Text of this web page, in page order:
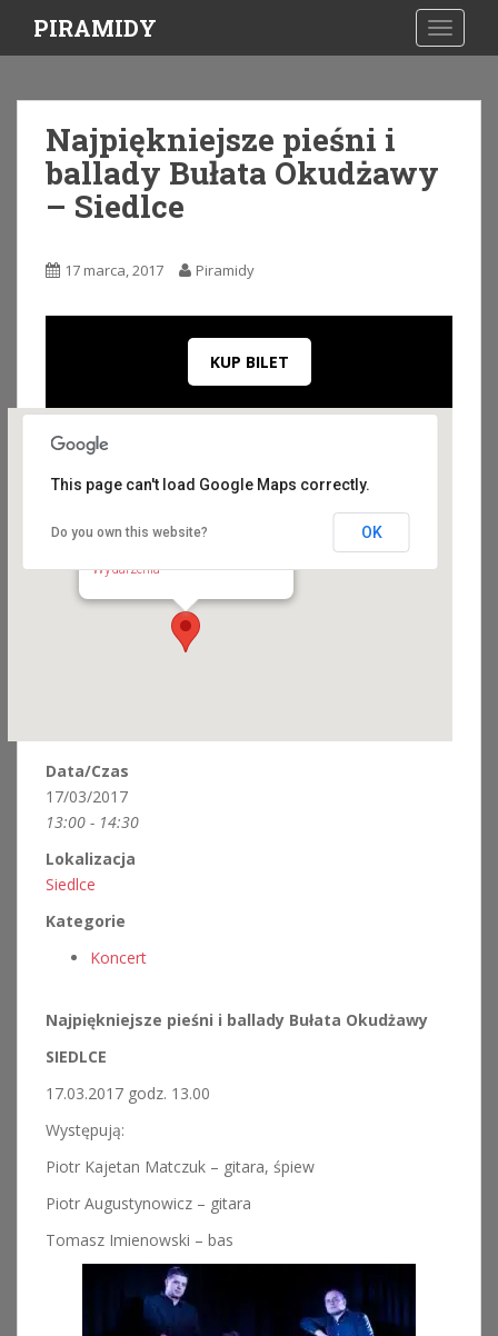
i
PIRAMIDY
Najpiękniejsze pieśni i
ballady Bułata Okudżawy
– Siedlce
17 marca, 2017 Piramidy
KUP BILET
Siedlce
Wydarzenia
This page can't load Google Maps correctly.
Do you own this website? OK
Data/Czas
17/03/2017
13:00 - 14:30
Lokalizacja
Siedlce
Kategorie
Koncert
Najpiękniejsze pieśni i ballady Bułata Okudżawy
SIEDLCE
17.03.2017 godz. 13.00
Występują:
Piotr Kajetan Matczuk – gitara, śpiew
Piotr Augustynowicz – gitara
Tomasz Imienowski – bas